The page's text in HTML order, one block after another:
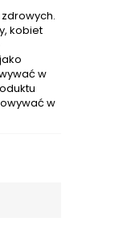
kobiet
w
w